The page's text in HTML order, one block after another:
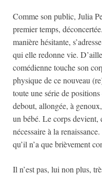
Comme son public, Julia
premier temps,
manière hésitante,
qui elle redonne vie.
comédienne touche son
physique de ce nouveau
toute une série de
debout, allongée, à
un bébé. Le corps devient,
nécessaire à la
qu’il n’a que brièvement
Il n’est pas, lui non plus,